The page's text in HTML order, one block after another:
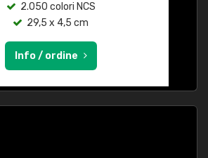
2.050 colori NCS
29,5 x 4,5 cm
Info / ordine